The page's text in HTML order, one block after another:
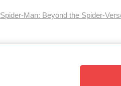
Spider-Man: Beyond the Spider-